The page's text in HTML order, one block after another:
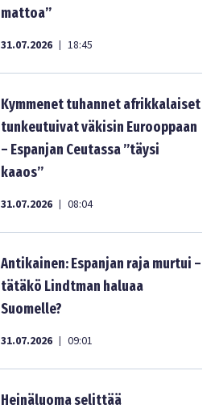
mattoa”
31.07.2026 | 18:45
Kymmenet tuhannet afrikkalaiset
tunkeutuivat väkisin Eurooppaan
– Espanjan Ceutassa ”täysi
kaaos”
31.07.2026 | 08:04
Antikainen: Espanjan raja murtui –
tätäkö Lindtman haluaa
Suomelle?
31.07.2026 | 09:01
Heinäluoma selittää